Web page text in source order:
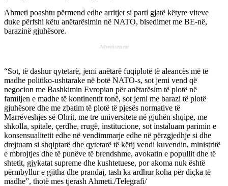
Ahmeti poashtu përmend edhe arritjet si parti gjatë këtyre viteve
duke përfshi këtu anëtarësimin në NATO, bisedimet me BE-në,
barazinë gjuhësore.
Advertisement
“Sot, të dashur qytetarë, jemi anëtarë fuqiplotë të aleancës më të
madhe politiko-ushtarake në botë NATO-s, sot jemi vend që
negocion me Bashkimin Evropian për anëtarësim të plotë në
familjen e madhe të kontinentit tonë, sot jemi me barazi të plotë
gjuhësore dhe me zbatim të plotë të pjesës normative të
Marrëveshjes së Ohrit, me tre universitete në gjuhën shqipe, me
shkolla, spitale, çerdhe, rrugë, institucione, sot instaluam parimin e
konsensualitetit edhe në vendimmarje edhe në përzgjedhje si dhe
drejtuam si shqiptarë dhe qytetarë të këtij vendi kuvendin, ministritë
e mbrojtjes dhe të punëve të brendshme, avokatin e popullit dhe të
shtetit, gjykatat supreme dhe kushtetuese, por akoma nuk është
përmbyllur e gjitha dhe prandaj, tash ka ardhur koha për diçka të
madhe”, thotë mes tjerash Ahmeti./Telegrafi/